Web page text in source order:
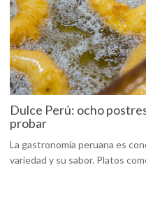
Dulce Perú: ocho
probar
La gastronomía peruana es
variedad y su sabor. Platos